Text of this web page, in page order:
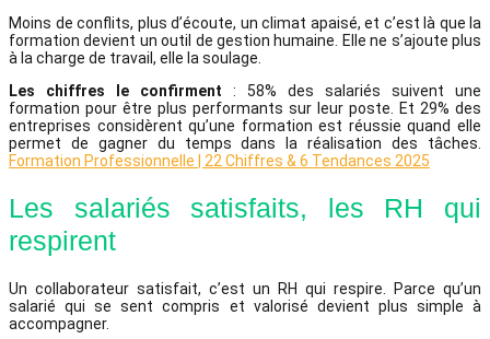
Moins de conflits, plus d’écoute, un climat apaisé, et c’est là que la
formation devient un outil de gestion humaine. Elle ne s’ajoute plus
à la charge de travail, elle la soulage.
Les chiffres le confirment : 58% des salariés suivent une
formation pour être plus performants sur leur poste. Et 29% des
entreprises considèrent qu’une formation est réussie quand elle
permet de gagner du temps dans la réalisation des tâches.
Formation Professionnelle | 22 Chiffres & 6 Tendances 2025
Les salariés satisfaits, les RH qui
respirent
Un collaborateur satisfait, c’est un RH qui respire. Parce qu’un
salarié qui se sent compris et valorisé devient plus simple à
accompagner.